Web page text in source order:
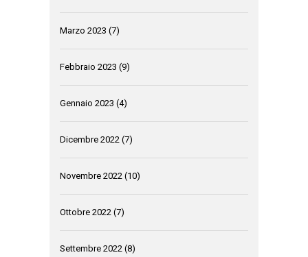
Marzo 2023 (7)
Febbraio 2023 (9)
Gennaio 2023 (4)
Dicembre 2022 (7)
Novembre 2022 (10)
Ottobre 2022 (7)
Settembre 2022 (8)